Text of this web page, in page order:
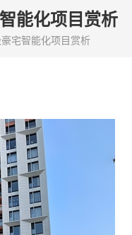
能化项目赏析
豪宅智能化项目赏析